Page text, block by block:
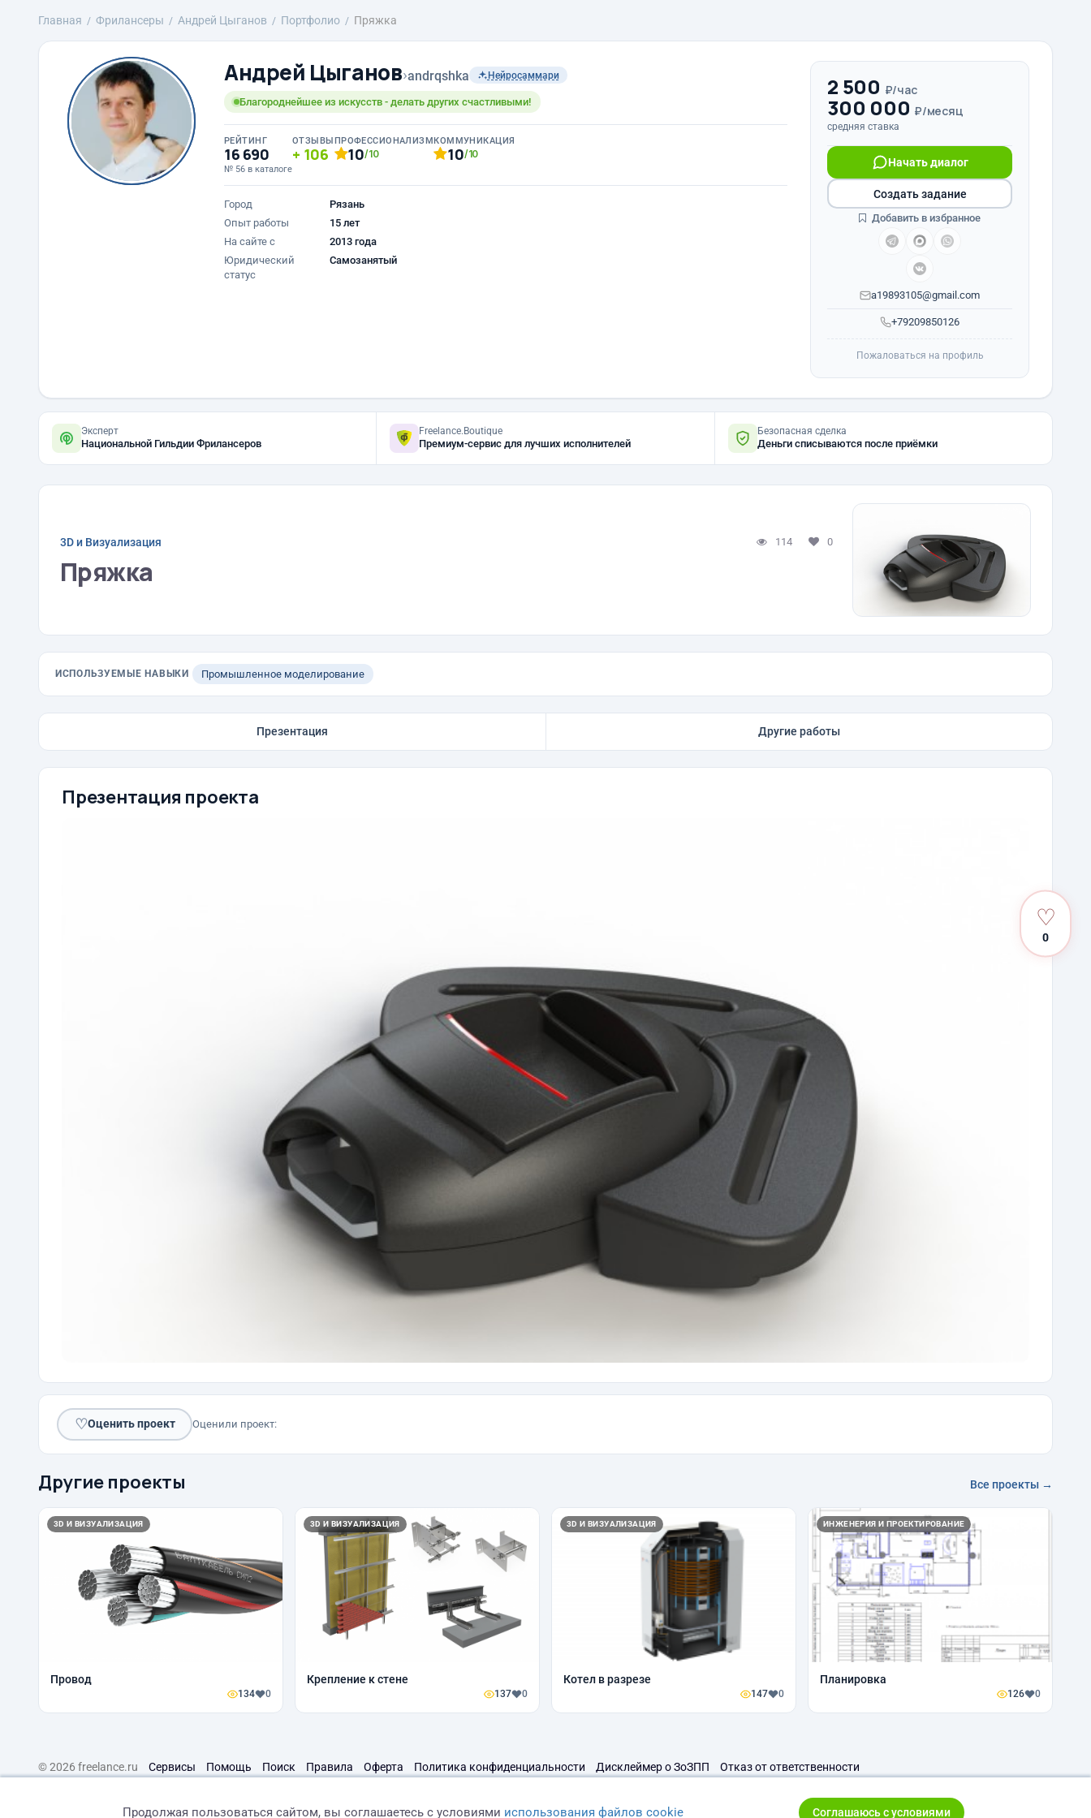
Главная Фрилансеры Андрей Цыганов Портфолио Пряжка
Андрей Цыганов›andrqshka Нейросаммари
Благороднейшее из искусств - делать других счастливыми!
РЕЙТИНГ
16 690
№ 56 в каталоге
ОТЗЫВЫ
106
ПРОФЕССИОНАЛИЗМ
10/10
КОММУНИКАЦИЯ
10/10
Город
Рязань
Опыт работы
15 лет
На сайте с
2013 года
Юридический
статус
Самозанятый
2 500 ₽/час
300 000 ₽/месяц
средняя ставка
+79209850126
Начать диалог
a19893105@gmail.com
Создать задание
Добавить в избранное
Пожаловаться на профиль
Эксперт
Национальной Гильдии Фрилансеров
Freelance.Boutique
Премиум-сервис для лучших исполнителей
Безопасная сделка
Деньги списываются после приёмки
3D и Визуализация 114 0
Пряжка
ИСПОЛЬЗУЕМЫЕ НАВЫКИ Промышленное моделирование
Презентация Другие работы
Презентация проекта
♡
0
♡Оценить проект Оценили проект:
Другие проекты Все проекты →
3D И ВИЗУАЛИЗАЦИЯ
Провод
134 0
3D И ВИЗУАЛИЗАЦИЯ
Крепление к стене
137 0
3D И ВИЗУАЛИЗАЦИЯ
Котел в разрезе
147 0
ИНЖЕНЕРИЯ И ПРОЕКТИРОВАНИЕ
Планировка
126 0
© 2026 freelance.ru Сервисы Помощь Поиск Правила Оферта Политика конфиденциальности Дисклеймер о ЗоЗПП Отказ от ответственности
Продолжая пользоваться сайтом, вы соглашаетесь с условиями использования файлов cookie Соглашаюсь с условиями